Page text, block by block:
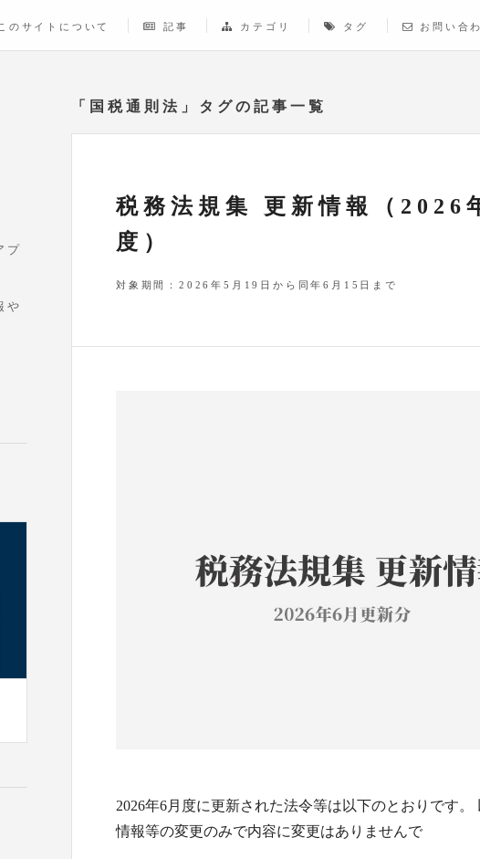
のサイトについて 記事 カテゴリ タグ お問い合
「国税通則法」タグの記事一覧
税務法規集 更新情報（2026
度）
対象期間：2026年5月19日から同年6月15日まで
2026年6月度に更新された法令等は以下のとおりです
情報等の変更のみで内容に変更はありませんで
プ
や